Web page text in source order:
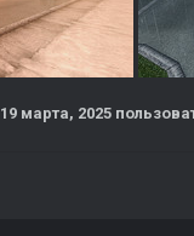
19 марта, 2025